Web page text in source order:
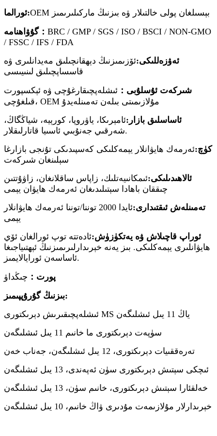
ئورالما:
OEM بېسىلغان پولى خالتىلار ۋە بىزنىڭ ماركىلىرىمىز
گۇۋاھنامە： BRC / GMP / SGS / ISO / BSCI / NON-GMO
/ FSSC / IFS / FDA
ئەۋزەللىكى:ئۆزىمىزنىڭ دېھقانچىلىق مەيدانلىرى ۋە
قاسساپچىلىق لىنىيىسى
شىركەت ئۇسلۇبى： ئىشلەپچىقارغۇچى ۋە ئېكسپورت
قىلغۇچى، OEM مۇلازىمىتى بىلەن تەمىنلەيدۇ
ئاساسلىق بازار:ئامېرىكا، ياۋروپا، كورېيە، شياڭگاڭ،
شەرقىي جەنۇبىي ئاسىيا قاتارلىقلار.
كۈچ:ئەرمەك ھايۋانلار يېمەكلىكى كەسپىدىكى تۇنجى بازارغا
سېلىنغان شىركەت
ئالاھىدىلىكى:ئىمكانىيەتلىك، زاپاس ساقلانغان، زاۋۇتتىن
چىققان باھادا سېتىلىدىغان ئەرمەك ھايۋان يېمى
تەمىنلەش ئىقتىدارى:
ئايدا 2000 توننا/توننا ئەرمەك ھايۋانلار
يېمى
ئوراپ قاچىلاش ۋە يەتكۈزۈش:ئادەتتە توپ ئورالغان ئۆي
ھايۋانلىرى يېمەكلىكى. بىز يەنە خېرىدارلىرىمىزنىڭ ئېھتىياجىغا
ئاساسەن ئورايالايمىز.
پورت： چىڭداۋ
بىزنىڭ گۇرۇپپىمىز:
ئىشلەپچىقىرىش دېرىكتورى MS ياڭ 11 يىل ئىشلىگەن
سۈپەت دېرىكتورى ما خانىم 11 يىل ئىشلىگەن
تەرەققىيات دېرىكتورى، 12 يىل ئىشلىگەن، جەناب خەن
ئىچكى سېتىش دېرىكتورى سۈن ئەپەندى، 13 يىل ئىشلىگەن
خەلقئارا سېتىش دېرىكتورى، خانىم سۈن، 13 يىل ئىشلىگەن
خېرىدارلار مۇلازىمەت مۇدىرى ۋاڭ خانىم، 10 يىل ئىشلىگەن